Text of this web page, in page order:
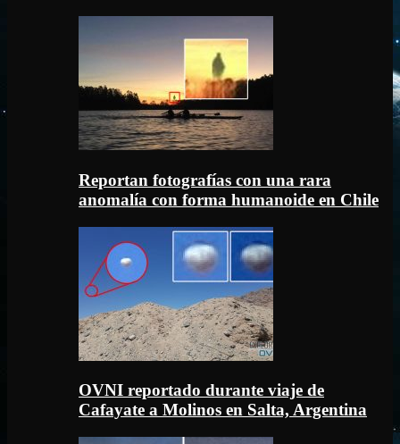
Reportan fotografías con una rara
anomalía con forma humanoide en Chile
OVNI reportado durante viaje de
Cafayate a Molinos en Salta, Argentina